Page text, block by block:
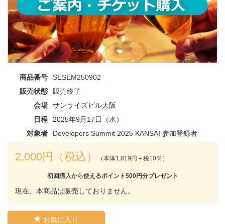
商品番号
SESEM250902
販売状態
販売終了
会場
サンライズビル大阪
日程
2025年9月17日（水）
対象者
Developers Summit 2025 KANSAI 参加登録者
2,000円（税込） （本体1,819円＋税10％）
初回購入から使えるポイント500円分プレゼント
現在、本商品は販売しておりません。
お気に入り